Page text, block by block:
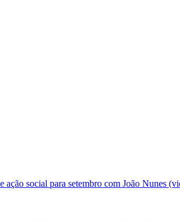
social para setembro com João Nunes